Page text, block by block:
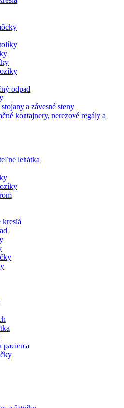
odpad
a závesné steny
kontajnery, nerezové regály a
lehátka
kreslá
pacienta